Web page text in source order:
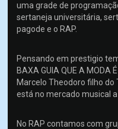
uma grade de
sertaneja universitária,
pagode e o RAP.
Pensando em prestigio
BAXA GUIA QUE A MODA
Marcelo Theodoro filho
está no mercado musical a
No RAP contamos com